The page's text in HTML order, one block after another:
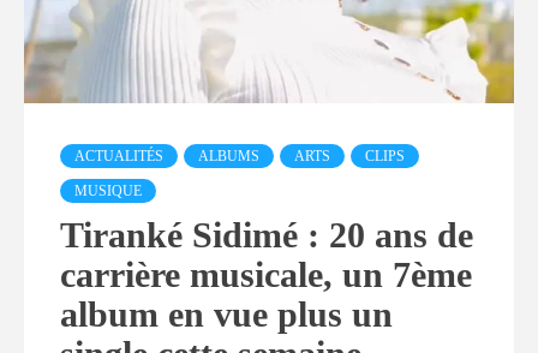
ACTUALITÉS ALBUMS ARTS CLIPS
MUSIQUE
Tiranké Sidimé : 20 ans de
carrière musicale, un 7ème
album en vue plus un